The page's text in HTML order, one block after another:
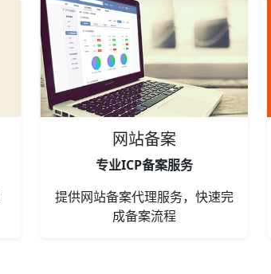
网站备案
专业ICP备案服务
提供网站备案代理服务，快速完
成备案流程